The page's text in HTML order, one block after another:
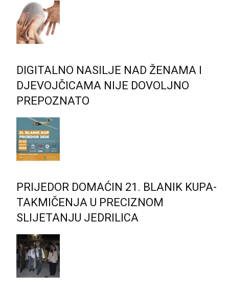
DIGITALNO NASILJE NAD ŽENAMA I
DJEVOJČICAMA NIJE DOVOLJNO
PREPOZNATO
PRIJEDOR DOMAĆIN 21. BLANIK KUPA-
TAKMIČENJA U PRECIZNOM
SLIJETANJU JEDRILICA